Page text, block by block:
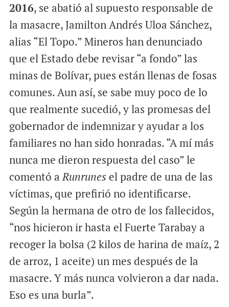
2016, se abatió al supuesto responsable de
la masacre, Jamilton Andrés Uloa Sánchez,
alias “El Topo.” Mineros han denunciado
que el Estado debe revisar “a fondo” las
minas de Bolívar, pues están llenas de fosas
comunes. Aun así, se sabe muy poco de lo
que realmente sucedió, y las promesas del
gobernador de indemnizar y ayudar a los
familiares no han sido honradas. “A mí más
nunca me dieron respuesta del caso” le
comentó aRunrunes el padre de una de las
víctimas, que prefirió no identificarse.
Según la hermana de otro de los fallecidos,
“nos hicieron ir hasta el Fuerte Tarabay a
recoger la bolsa (2 kilos de harina de maíz, 2
de arroz, 1 aceite) un mes después de la
masacre. Y más nunca volvieron a dar nada.
Eso es una burla”.